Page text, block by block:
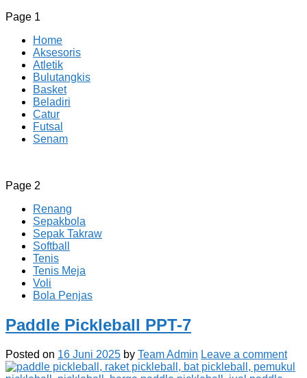
Page 1
Home
Aksesoris
Atletik
Bulutangkis
Basket
Beladiri
Catur
Futsal
Senam
CV JAYA BERSAMA Co Id
Menyediakan Semua Perlengkapan Olahraga Yang
Page 2
Renang
Sepakbola
Sepak Takraw
Softball
Tenis
Tenis Meja
Voli
Bola Penjas
Paddle Pickleball PPT-7
Posted on 16 Juni 2025 by Team Admin Leave a comment